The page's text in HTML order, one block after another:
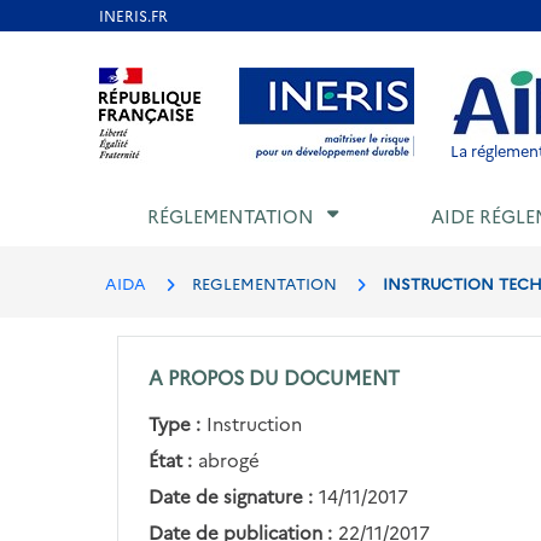
Aller au contenu Aller au menu Aller au
La
RÉGLEMENTATION AIDE
AIDA REGLEMENTATION INSTRUCTION
A PROPOS DU DOCUMENT
Type : Instruction
État : abrogé
Date de signature : 14/11/2017
Date de publication : 22/11/2017